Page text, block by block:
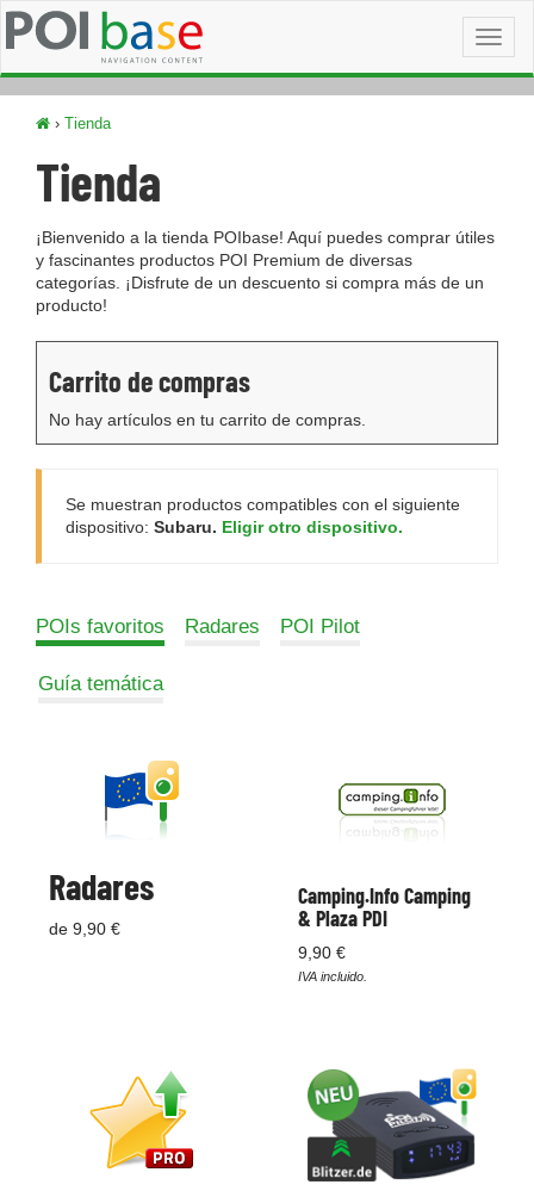
› Tienda
Tienda
¡Bienvenido a la tienda POIbase! Aquí puedes comprar útiles
y fascinantes productos POI Premium de diversas
categorías. ¡Disfrute de un descuento si compra más de un
producto!
Carrito de compras
No hay artículos en tu carrito de compras.
Se muestran productos compatibles con el siguiente
dispositivo: Subaru. Eligir otro dispositivo.
POIs favoritos Radares POI Pilot
Guía temática
Radares
de 9,90 €
Camping.Info Camping
& Plaza PDI
9,90 €
IVA incluido.